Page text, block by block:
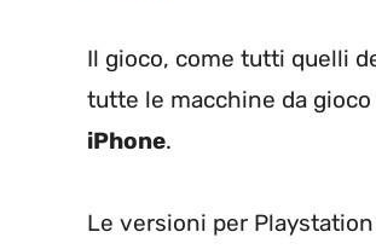
Il gioco, come tutti quelli
tutte le macchine da
iPhone.
Le versioni per